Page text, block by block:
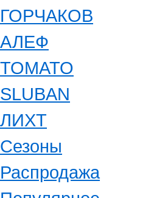
ГОРЧАКОВ
АЛЕФ
ТОМАТО
SLUBAN
ЛИХТ
Сезоны
Распродажа